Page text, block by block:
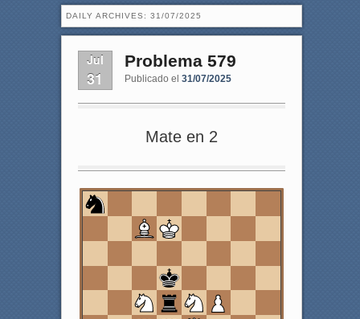
DAILY ARCHIVES: 31/07/2025
Jul
31
Problema 579
Publicado el 31/07/2025
Mate en 2